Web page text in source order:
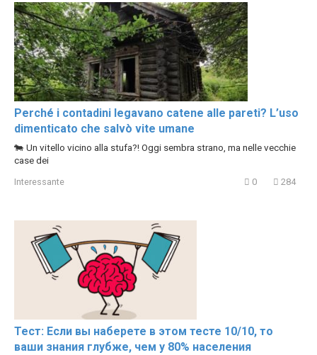
Perché i contadini legavano catene alle pareti? L’uso
dimenticato che salvò vite umane
🐄 Un vitello vicino alla stufa?! Oggi sembra strano, ma nelle vecchie
case dei
Interessante 0 284
Тест: Если вы наберете в этом тесте 10/10, то
ваши знания глубже, чем у 80% населения